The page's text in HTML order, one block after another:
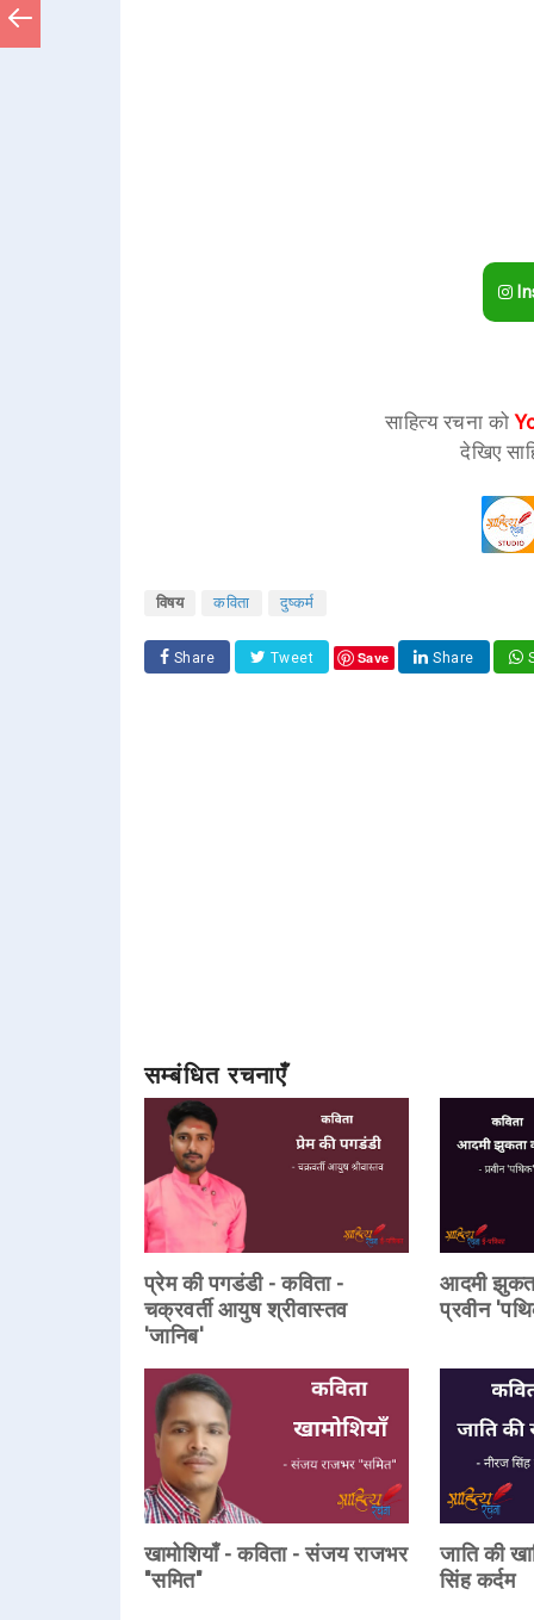
साहित्य रचना को
देखिए
विषय कविता दुष्कर्म
Share Tweet Save Share
सम्बंधित रचनाएँ
प्रेम की पगडंडी - कविता -
चक्रवर्ती आयुष श्रीवास्तव
'जानिब'
आदमी
प्रवीन
खामोशियाँ - कविता - संजय राजभर
"समित"
जाति की
सिंह कर्दम